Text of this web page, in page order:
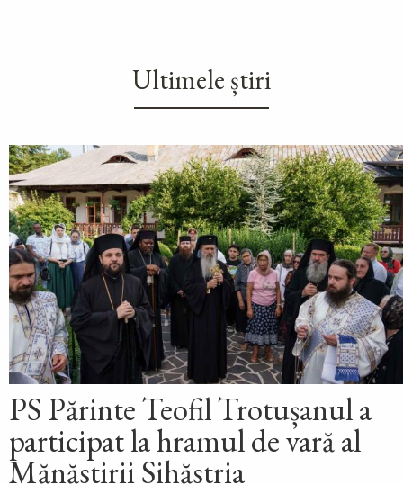
Ultimele știri
PS Părinte Teofil Trotușanul a
participat la hramul de vară al
Mănăstirii Sihăstria